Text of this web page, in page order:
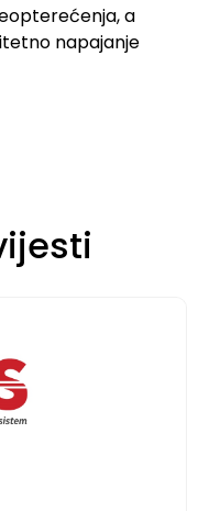
a
napajanje